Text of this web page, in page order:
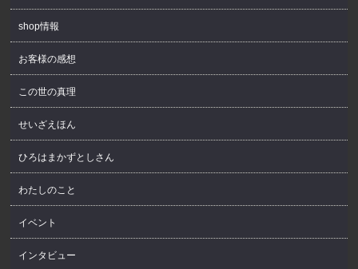
shop情報
お客様の感想
この世の真理
せいざえほん
ひろはまかずとしさん
わたしのこと
イベント
インタビュー